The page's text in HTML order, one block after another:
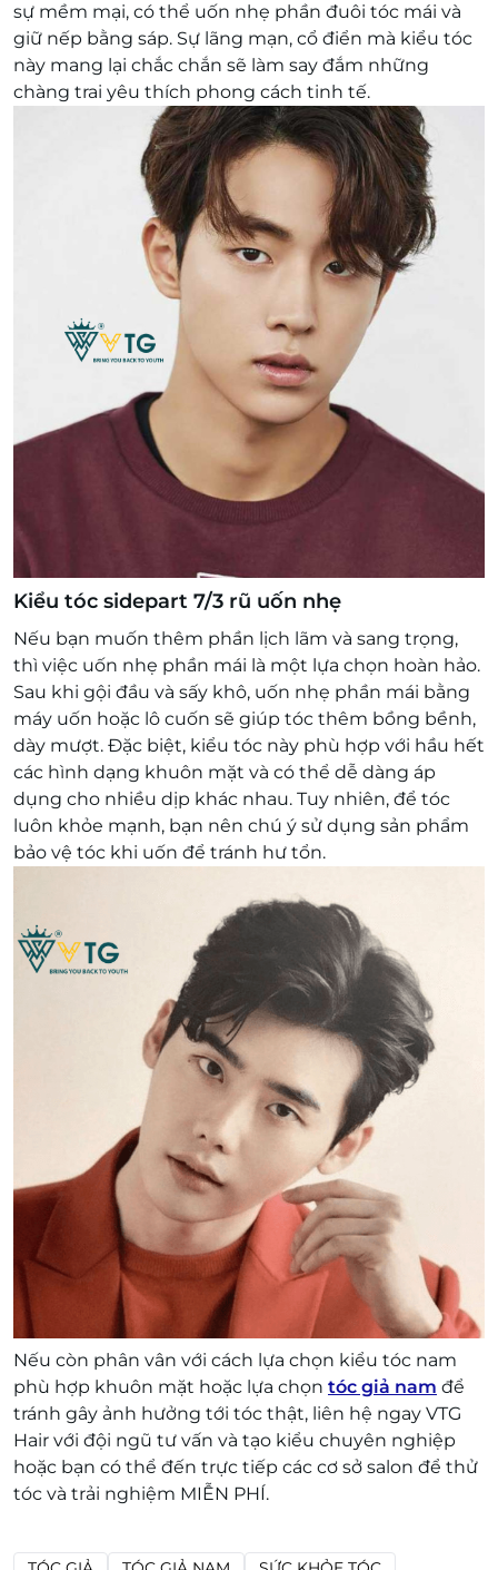
sự mềm mại, có thể uốn nhẹ phần đuôi tóc mái và
giữ nếp bằng sáp. Sự lãng mạn, cổ điển mà kiểu tóc
này mang lại chắc chắn sẽ làm say đắm những
chàng trai yêu thích phong cách tinh tế.
Kiểu tóc sidepart 7/3 rũ uốn nhẹ
Nếu bạn muốn thêm phần lịch lãm và sang trọng,
thì việc uốn nhẹ phần mái là một lựa chọn hoàn hảo.
Sau khi gội đầu và sấy khô, uốn nhẹ phần mái bằng
máy uốn hoặc lô cuốn sẽ giúp tóc thêm bồng bềnh,
dày mượt. Đặc biệt, kiểu tóc này phù hợp với hầu hết
các hình dạng khuôn mặt và có thể dễ dàng áp
dụng cho nhiều dịp khác nhau. Tuy nhiên, để tóc
luôn khỏe mạnh, bạn nên chú ý sử dụng sản phẩm
bảo vệ tóc khi uốn để tránh hư tổn.
Nếu còn phân vân với cách lựa chọn kiểu tóc nam
phù hợp khuôn mặt hoặc lựa chọn tóc giả nam để
tránh gây ảnh hưởng tới tóc thật, liên hệ ngay VTG
Hair với đội ngũ tư vấn và tạo kiểu chuyên nghiệp
hoặc bạn có thể đến trực tiếp các cơ sở salon để thử
tóc và trải nghiệm MIỄN PHÍ.